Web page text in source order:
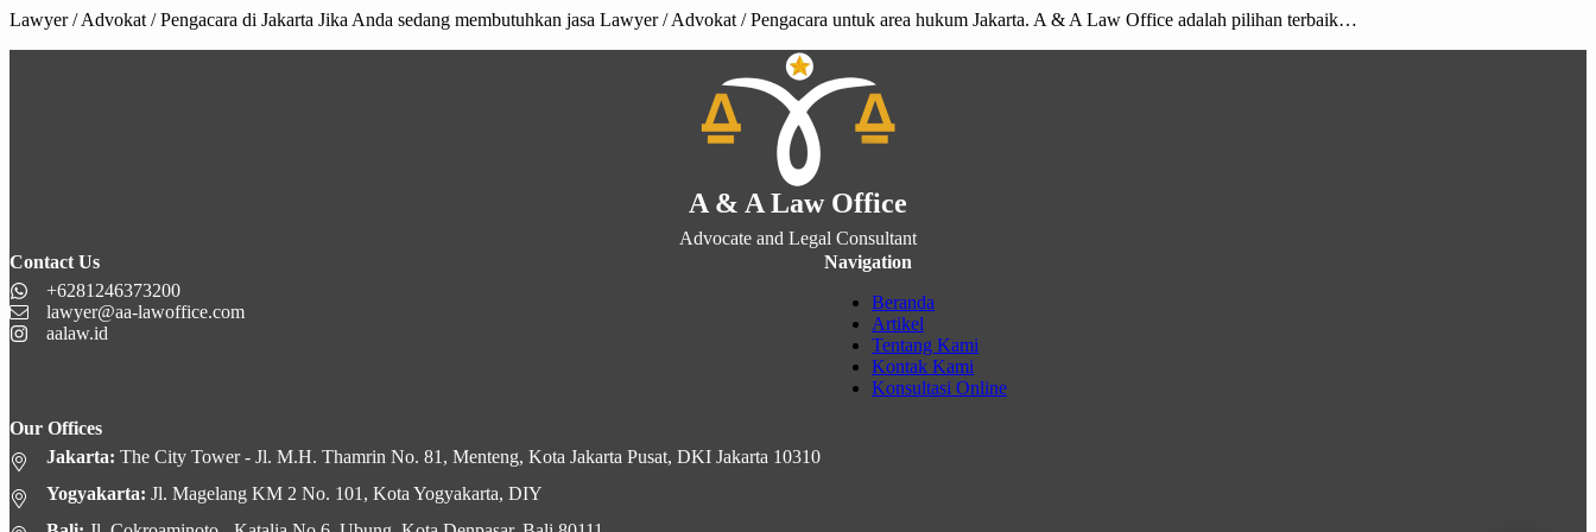
Lawyer / Advokat / Pengacara di Jakarta Jika Anda sedang membutuhkan jasa Lawyer / Advokat / Pengacara untuk area hukum Jakarta. A & A Law Office adalah pilihan terbaik…
A & A Law Office
Advocate and Legal Consultant
Contact Us
+6281246373200
lawyer@aa-lawoffice.com
aalaw.id
Navigation
Beranda
Artikel
Tentang Kami
Kontak Kami
Konsultasi Online
Our Offices
Jakarta: The City Tower - Jl. M.H. Thamrin No. 81, Menteng, Kota Jakarta Pusat, DKI Jakarta 10310
Yogyakarta: Jl. Magelang KM 2 No. 101, Kota Yogyakarta, DIY